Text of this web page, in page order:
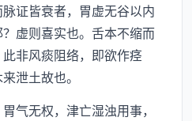
证皆衰者，胃虚无谷以内
虚则喜实也。舌本不缩而
非风痰阻络，即欲作痉
泄土故也。
无权，津亡湿浊用事，